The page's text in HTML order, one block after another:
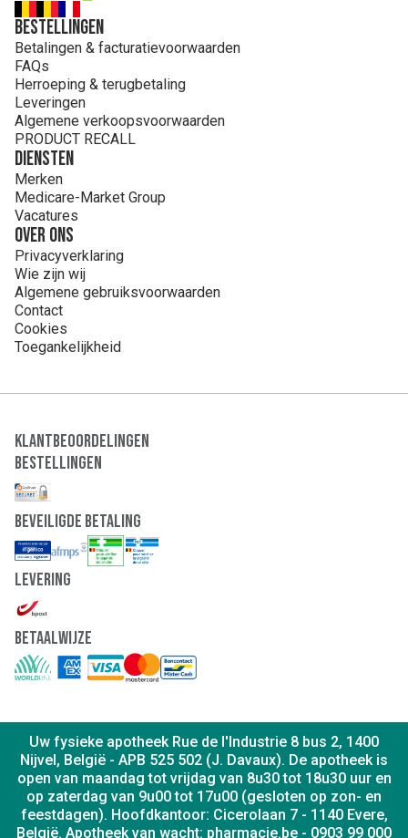
Bestellingen
Betalingen & facturatievoorwaarden
FAQs
Herroeping & terugbetaling
Leveringen
Algemene verkoopsvoorwaarden
PRODUCT RECALL
Diensten
Merken
Medicare-Market Group
Vacatures
Over ons
Privacyverklaring
Wie zijn wij
Algemene gebruiksvoorwaarden
Contact
Cookies
Toegankelijkheid
Klantbeoordelingen
Bestellingen
Beveiligde Betaling
Levering
Betaalwijze
Uw fysieke apotheek Rue de l'Industrie 8 bus 2, 1400
Nijvel, België - APB 525 502 (J. Davaux). De apotheek is
open van maandag tot vrijdag van 8u30 tot 18u30 uur en
op zaterdag van 9u00 tot 17u00 (gesloten op zon- en
feestdagen). Hoofdkantoor: Cicerolaan 7 - 1140 Evere,
België. Apotheek van wacht: pharmacie.be - 0903 99 000